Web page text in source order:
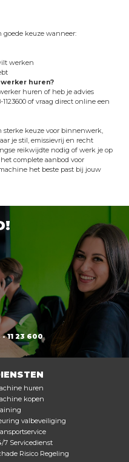
goede keuze wanneer:
werken
huren?
huren of heb je advies
of vraag direct online een
sterke keuze voor binnenwerk,
je stil, emissievrij en recht
reikwijdte nodig of werk je op
complete aanbod voor
het beste past bij jouw
- 11 23 600
huren
kopen
valbeveiliging
7 Servicedienst
Risico Regeling